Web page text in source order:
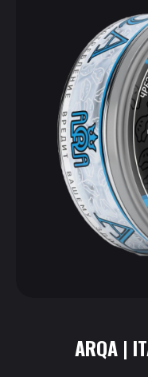
ARQA |